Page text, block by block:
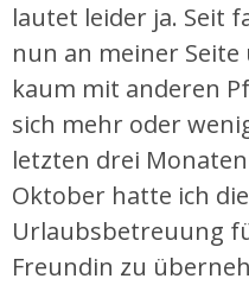
lautet leider ja. Seit
nun an meiner
kaum mit anderen
sich mehr oder
letzten drei
Oktober hatte ich
Urlaubsbetreuung
Freundin zu